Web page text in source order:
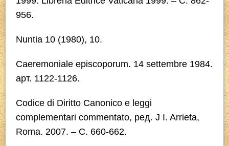
956.
Nuntia 10 (1980), 10.
Caeremoniale episcoporum. 14 settembre 1984.
арт. 1122-1126.
Codice di Diritto Canonico e leggi
complementari commentato, ред. J I. Arrieta,
Roma. 2007. – С. 660-662.